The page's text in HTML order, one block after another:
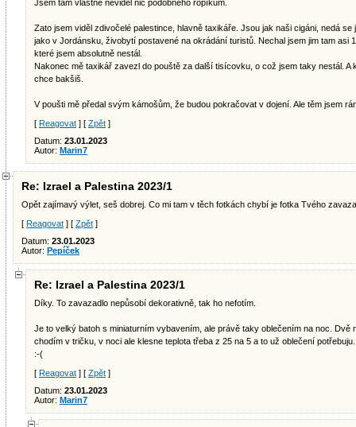
Jsem tam vlastně neviděl nic podobného řopíkům.
Zato jsem viděl zdivočelé palestince, hlavně taxikáře. Jsou jak naši cigáni, nedá
jako v Jordánsku, živobytí postavené na okrádání turistů. Nechal jsem jim tam asi
které jsem absolutně nestál.
Nakonec mě taxikář zavezl do pouště za další tisícovku, o což jsem taky nestál. A
chce bakšiš.
V poušti mě předal svým kámošům, že budou pokračovat v dojení. Ale těm jsem
[ Reagovat ] [ Zpět ]
Datum: 23.01.2023
Autor: Marin7
Re: Izrael a Palestina 2023/1
Opět zajímavý výlet, seš dobrej. Co mi tam v těch fotkách chybí je fotka Tvého
[ Reagovat ] [ Zpět ]
Datum: 23.01.2023
Autor: Pepíček
Re: Izrael a Palestina 2023/1
Díky. To zavazadlo nepůsobí dekorativně, tak ho nefotím.
Je to velký batoh s miniaturním vybavením, ale právě taky oblečením na noc. Dvě
chodím v tričku, v noci ale klesne teplota třeba z 25 na 5 a to už oblečení
:-(
[ Reagovat ] [ Zpět ]
Datum: 23.01.2023
Autor: Marin7